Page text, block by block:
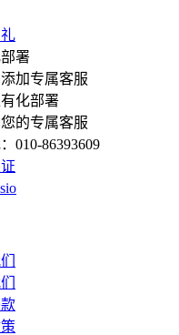
署
化部署
的专属客服
010-86393609